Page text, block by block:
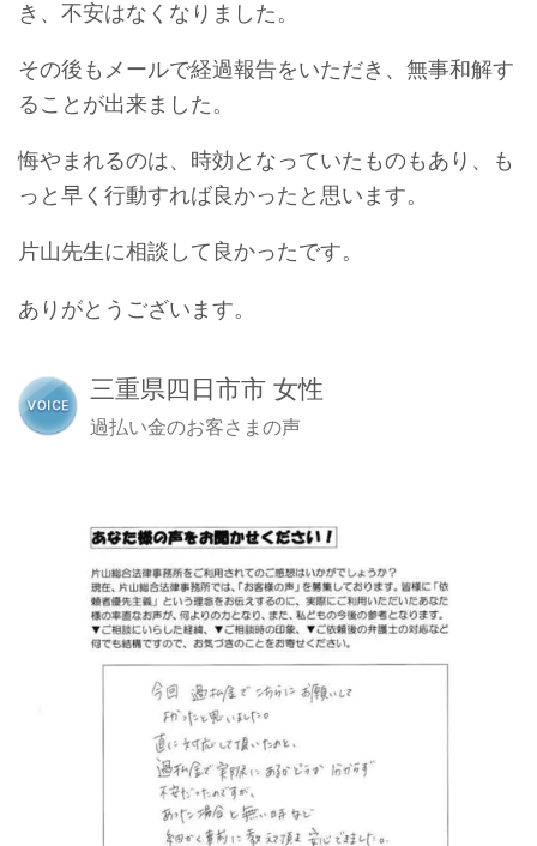
き、不安はなくなりました。
その後もメールで経過報告をいただき、無事和解す
ることが出来ました。
悔やまれるのは、時効となっていたものもあり、も
っと早く行動すれば良かったと思います。
片山先生に相談して良かったです。
ありがとうございます。
三重県四日市市 女性
過払い金のお客さまの声